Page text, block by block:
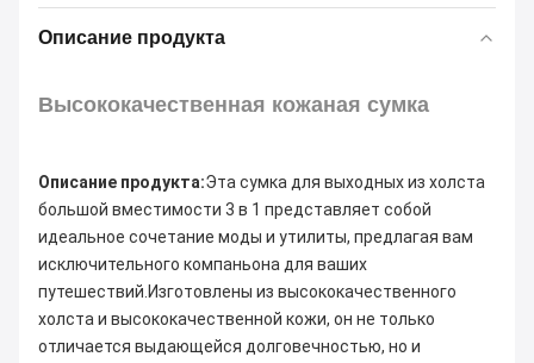
Описание продукта
Высококачественная кожаная сумка
Описание продукта:Эта сумка для выходных из холста
большой вместимости 3 в 1 представляет собой
идеальное сочетание моды и утилиты, предлагая вам
исключительного компаньона для ваших
путешествий.Изготовлены из высококачественного
холста и высококачественной кожи, он не только
отличается выдающейся долговечностью, но и